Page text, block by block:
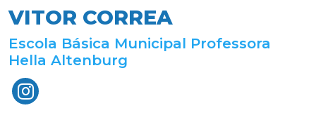
VITOR CORREA
Escola Básica Municipal Professora
Hella Altenburg